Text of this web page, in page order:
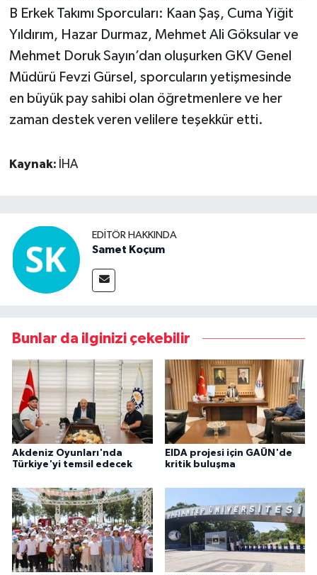
B Erkek Takımı Sporcuları: Kaan Şaş, Cuma Yiğit
Yıldırım, Hazar Durmaz, Mehmet Ali Göksular ve
Mehmet Doruk Sayın’dan oluşurken GKV Genel
Müdürü Fevzi Gürsel, sporcuların yetişmesinde
en büyük pay sahibi olan öğretmenlere ve her
zaman destek veren velilere teşekkür etti.
Kaynak: İHA
EDITÖR HAKKINDA
Samet Koçum
Bunlar da ilginizi çekebilir
Akdeniz Oyunları'nda
Türkiye'yi temsil edecek
EIDA projesi için GAÜN'de
kritik buluşma